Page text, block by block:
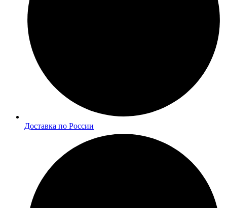
Доставка по России